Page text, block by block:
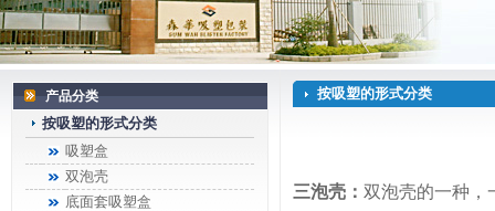
产品分类
按吸塑的形式分类
吸塑盒
双泡壳
底面套吸塑盒
按吸塑的形式分类
三泡壳： 双泡壳的一种，